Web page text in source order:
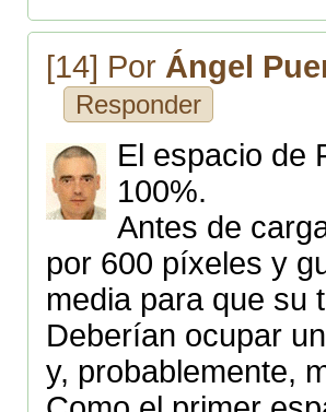
[14] Por Ángel
Responder
El espacio de
100%.
Antes de
por 600 píxeles y
media para que su
Deberían ocupar
y, probablemente,